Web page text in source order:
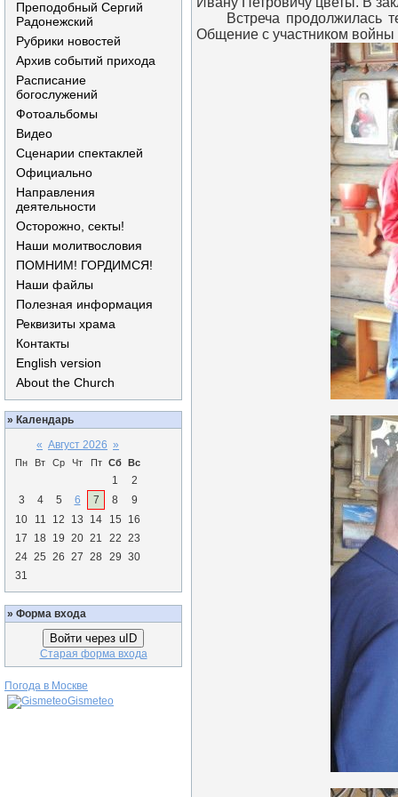
Преподобный Сергий
Радонежский
Рубрики новостей
Архив событий прихода
Расписание
богослужений
Фотоальбомы
Видео
Сценарии спектаклей
Официально
Направления
деятельности
Осторожно, секты!
Наши молитвословия
ПОМНИМ! ГОРДИМСЯ!
Наши файлы
Полезная информация
Реквизиты храма
Контакты
English version
About the Church
» Календарь
« Август 2026 »
Пн Вт Ср Чт Пт Сб Вс
1
2
3
4 5 6 7 8
9
10
11 12 13 14 15
16
17
18 19 20 21 22 23
24 25 26 27 28 29 30
31
» Форма входа
Войти через uID
Старая форма входа
Погода в Москве
Gismeteo
Встреча продолжилась
Общение с участником войны